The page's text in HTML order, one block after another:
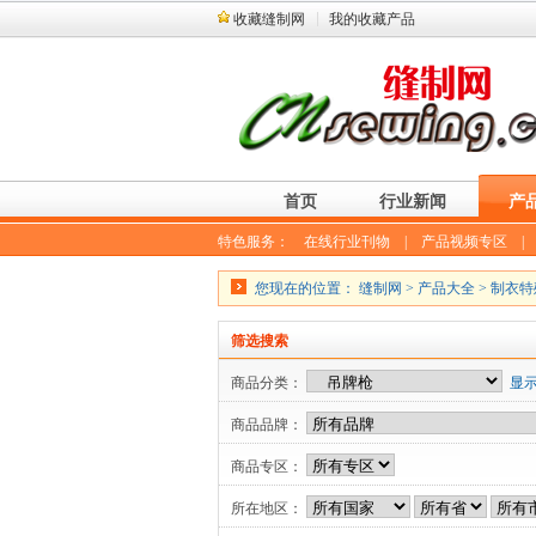
收藏缝制网 我的收藏产品
首页 行业新闻 产
特色服务： 在线行业刊物 产品视频专区
您现在的位置： 缝制网 > 产品大全 > 制衣
筛选搜索
商品分类： 显
商品品牌：
商品专区：
所在地区：